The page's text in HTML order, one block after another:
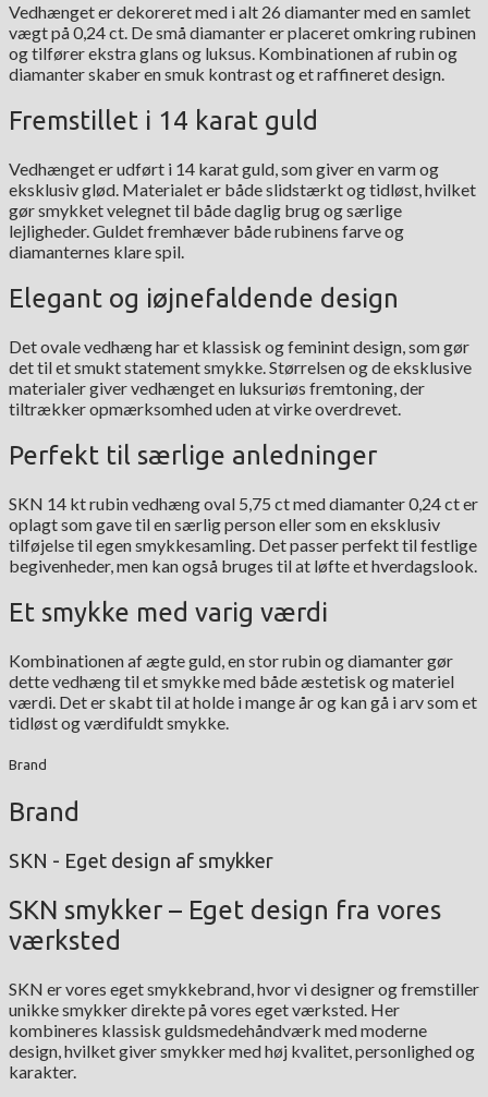
Vedhænget er dekoreret med i alt 26 diamanter med en samlet
vægt på 0,24 ct. De små diamanter er placeret omkring rubinen
og tilfører ekstra glans og luksus. Kombinationen af rubin og
diamanter skaber en smuk kontrast og et raffineret design.
Fremstillet i 14 karat guld
Vedhænget er udført i 14 karat guld, som giver en varm og
eksklusiv glød. Materialet er både slidstærkt og tidløst, hvilket
gør smykket velegnet til både daglig brug og særlige
lejligheder. Guldet fremhæver både rubinens farve og
diamanternes klare spil.
Elegant og iøjnefaldende design
Det ovale vedhæng har et klassisk og feminint design, som gør
det til et smukt statement smykke. Størrelsen og de eksklusive
materialer giver vedhænget en luksuriøs fremtoning, der
tiltrækker opmærksomhed uden at virke overdrevet.
Perfekt til særlige anledninger
SKN 14 kt rubin vedhæng oval 5,75 ct med diamanter 0,24 ct er
oplagt som gave til en særlig person eller som en eksklusiv
tilføjelse til egen smykkesamling. Det passer perfekt til festlige
begivenheder, men kan også bruges til at løfte et hverdagslook.
Et smykke med varig værdi
Kombinationen af ægte guld, en stor rubin og diamanter gør
dette vedhæng til et smykke med både æstetisk og materiel
værdi. Det er skabt til at holde i mange år og kan gå i arv som et
tidløst og værdifuldt smykke.
Brand
Brand
SKN - Eget design af smykker
SKN smykker – Eget design fra vores
værksted
SKN er vores eget smykkebrand, hvor vi designer og fremstiller
unikke smykker direkte på vores eget værksted. Her
kombineres klassisk guldsmedehåndværk med moderne
design, hvilket giver smykker med høj kvalitet, personlighed og
karakter.